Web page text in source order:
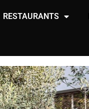
RESTAURANTS